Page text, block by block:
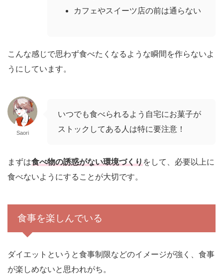
カフェやスイーツ店の前は通らない
こんな感じで思わず食べたくなるような瞬間を作らないよ
うにしています。
Saori
いつでも食べられるよう自宅にお菓子が
ストックしてある人は特に要注意！
まずは食べ物の誘惑がない環境づくりをして、必要以上に
食べないようにすることが大切です。
食事を楽しんでいる
ダイエットというと食事制限などのイメージが強く、食事
が楽しめないと思われがち。